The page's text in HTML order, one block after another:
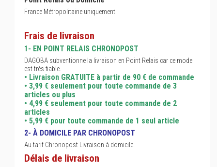
France Métropolitaine uniquement
Frais de livraison
1- EN POINT RELAIS CHRONOPOST
DAGOBA subventionne la livraison en Point Relais car ce mode
est très fiable.
• Livraison GRATUITE à partir de 90 € de commande
• 3,99 € seulement pour toute commande de 3
articles ou plus
• 4,99 € seulement pour toute commande de 2
articles
• 5,99 € pour toute commande de 1 seul article
2- À DOMICILE PAR CHRONOPOST
Au tarif Chronopost Livraison à domicile.
Délais de livraison